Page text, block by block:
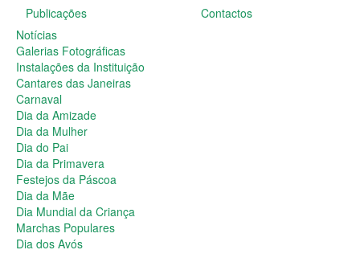
Dia da Amizade
Dia da Mulher
Dia do Pai
Dia da Primavera
Festejos da Páscoa
Dia da Mãe
Dia Mundial da Criança
Marchas Populares
Dia dos Avós
Semana do Idoso
Dia das Bruxas
Dia de S.Martinho
Aniversários da Instituição
Almoço / Lanche de Natal
Atividades Semanais
Publicações
Notícias
Galerias Fotográficas
Instalações da Instituição
Cantares das Janeiras
Carnaval
Dia da Amizade
Dia da Mulher
Dia do Pai
Dia da Primavera
Festejos da Páscoa
Dia da Mãe
Dia Mundial da Criança
Marchas Populares
Dia dos Avós
Contactos